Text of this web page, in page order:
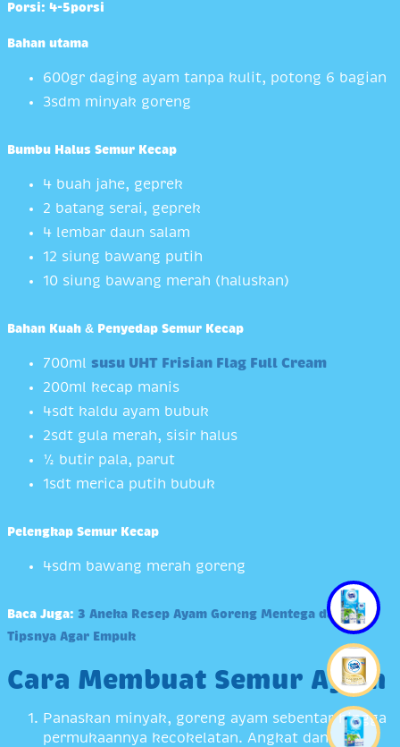
Porsi: 4-5porsi
Bahan utama
600gr daging ayam tanpa kulit, potong 6 bagian
3sdm minyak goreng
Bumbu Halus Semur Kecap
4 buah jahe, geprek
2 batang serai, geprek
4 lembar daun salam
12 siung bawang putih
10 siung bawang merah (haluskan)
Bahan Kuah & Penyedap Semur Kecap
700ml susu UHT Frisian Flag Full Cream
200ml kecap manis
4sdt kaldu ayam bubuk
2sdt gula merah, sisir halus
½ butir pala, parut
1sdt merica putih bubuk
Pelengkap Semur Kecap
4sdm bawang merah goreng
Baca Juga: 3 Aneka Resep Ayam Goreng Mentega dan
Tipsnya Agar Empuk
Cara Membuat Semur Ayam
Panaskan minyak, goreng ayam sebentar hingga
permukaannya kecokelatan. Angkat dan